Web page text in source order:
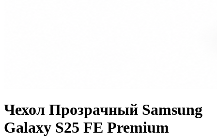
Чехол Прозрачный Samsung
Galaxy S25 FE Premium